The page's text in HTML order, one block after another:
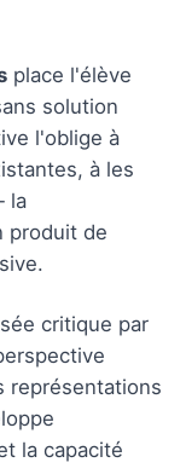
place l'élève
solution
l'oblige à
à les
la
produit de
critique par
représentations
la capacité